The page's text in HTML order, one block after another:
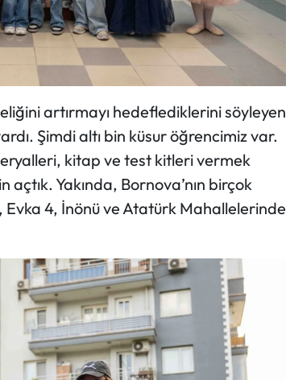
artırmayı hedeflediklerini söyleyen
Şimdi altı bin küsur öğrencimiz var.
kitap ve test kitleri vermek
Yakında, Bornova’nın birçok
4, İnönü ve Atatürk Mahallelerinde